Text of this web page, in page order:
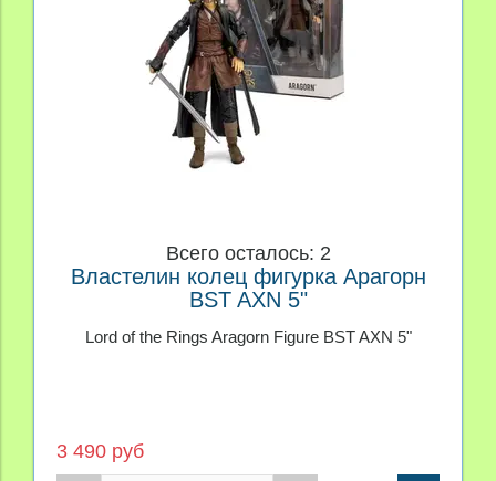
Всего осталось: 2
Властелин колец фигурка Арагорн
BST AXN 5"
Lord of the Rings Aragorn Figure BST AXN 5"
3 490 руб